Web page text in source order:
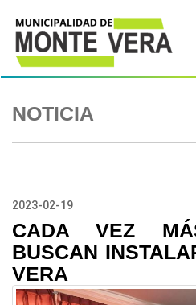
NOTICIA
2023-02-19
CADA VEZ
BUSCAN
VERA